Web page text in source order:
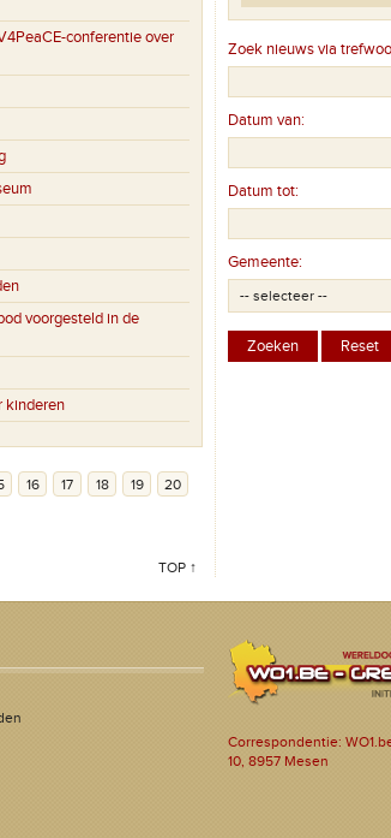
conferentie over
voorgesteld in de
kinderen
16 17 18 19
20
TOP ↑
Zoek nieuws via
Datum van:
Datum tot:
Gemeente:
Correspondentie:
10, 8957 Mesen